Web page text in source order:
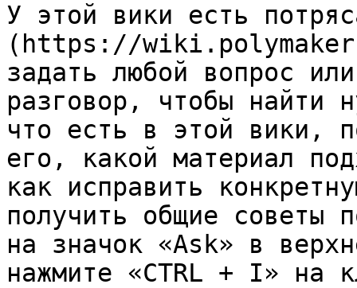
У этой вики есть
(https://
задать любой вопрос
разговор, чтобы найти
что есть в этой вики,
его, какой материал
как исправить
получить общие советы
на значок «Ask» в
нажмите «CTRL + I» на